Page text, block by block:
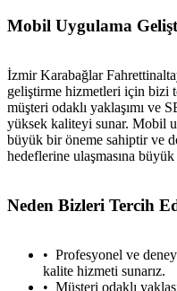
Mobil Uygulama
İzmir Karabağlar
geliştirme hizmetleri için bizi
müşteri odaklı yaklaşımı ve
yüksek kaliteyi sunar. Mobil
büyük bir öneme sahiptir ve
hedeflerine ulaşmasına büyük
Neden Bizleri Tercih
Profesyonel ve
kalite hizmeti sunarız.
Müşteri odaklı